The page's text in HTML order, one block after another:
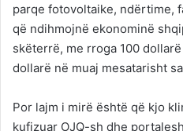
parqe fotovoltaike, ndërtime,
që ndihmojnë ekonominë
skëterrë, me rroga 100
dollarë në muaj mesatarisht
Por lajm i mirë është që kjo
kufizuar OJQ-sh dhe